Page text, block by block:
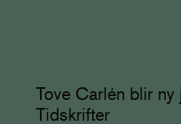
Tove Carlén blir
Tidskrifter